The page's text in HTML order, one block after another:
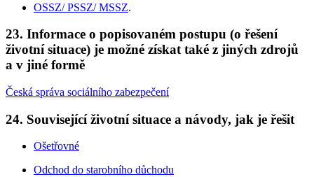
OSSZ/ PSSZ/ MSSZ.
23. Informace o popisovaném postupu (o řešení
životní situace) je možné získat také z jiných zdrojů
a v jiné formě
Česká správa sociálního zabezpečení
24. Související životní situace a návody, jak je řešit
Ošetřovné
Odchod do starobního důchodu